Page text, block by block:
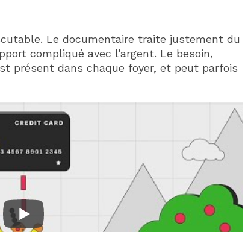
Le documentaire traite justement du
compliqué avec l’argent. Le besoin,
présent dans chaque foyer, et peut parfois